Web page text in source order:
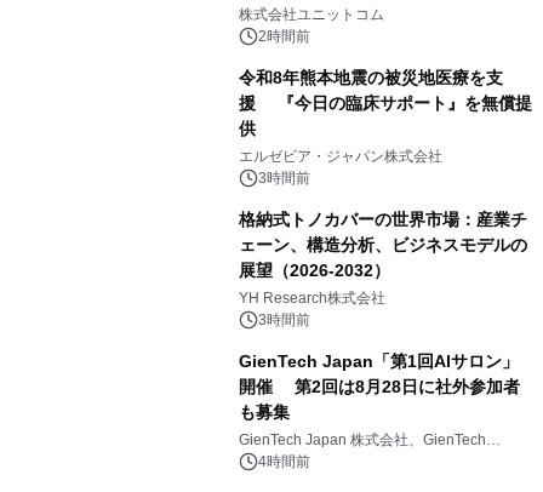
ゲーミングPCや高性能ノートPCなど
対象iiyama PCのご購入で最大3万円分
株式会社ユニットコム
2時間前
令和8年熊本地震の被災地医療を支
援 『今日の臨床サポート』を無償提
供
エルゼビア・ジャパン株式会社
3時間前
格納式トノカバーの世界市場：産業チ
ェーン、構造分析、ビジネスモデルの
展望（2026-2032）
YH Research株式会社
3時間前
GienTech Japan「第1回AIサロン」
開催 第2回は8月28日に社外参加者
も募集
GienTech Japan 株式会社、GienTech
Consulting Japan 株式会社
4時間前